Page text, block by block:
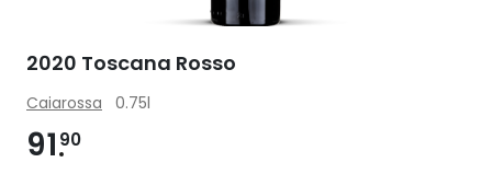
2020 Toscana Rosso
Caiarossa 0.75l
91 90